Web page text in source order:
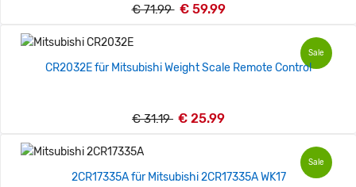
€ 71.99 € 59.99
Sale
CR2032E für Mitsubishi Weight Scale Remote Control
€ 31.19 € 25.99
Sale
2CR17335A für Mitsubishi 2CR17335A WK17